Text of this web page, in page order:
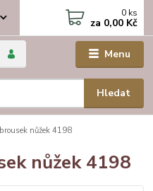
Menu
Hledat
0 ks
za 0,00 Kč
nůžek 4198
nůžek 4198